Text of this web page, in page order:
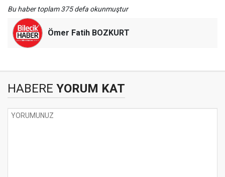
Bu haber toplam 375 defa okunmuştur
Ömer Fatih BOZKURT
HABERE YORUM KAT